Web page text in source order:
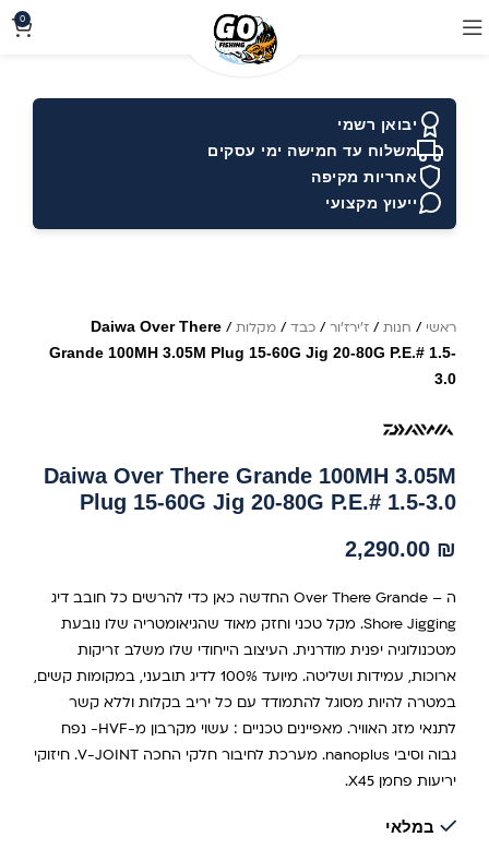
0
יבואן רשמי
משלוח עד חמישה ימי עסקים
אחריות מקיפה
ייעוץ מקצועי
ראשי / חנות/ ז'ירז'ור/ כבד/ מקלות/
Daiwa Over There
Grande 100MH 3.05M Plug 15-60G Jig 20-80G P.E.# 1.5-
3.0
Daiwa Over There Grande 100MH 3.05M
Plug 15-60G Jig 20-80G P.E.# 1.5-3.0
2,290.00 ₪
ה – Over There Grande החדשה כאן כדי להרשים כל חובב דיג
Shore Jigging. מקל טכני וחזק מאוד שהגיאומטריה שלו נובעת
מטכנולוגיה יפנית מודרנית. העיצוב הייחודי שלו משלב זריקות
ארוכות, עמידות ושליטה. מיועד 100% לדיג תובעני, במקומות קשים,
במטרה להיות מסוגל להתמודד עם כל יריב בקלות וללא קשר
לתנאי מזג האוויר. מאפיינים טכניים : עשוי מקרבון מ-HVF- נפח
גבוה וסיבי nanoplus. מערכת לחיבור חלקי החכה V-JOINT. חיזוקי
יריעות פחמן X45.
במלאי